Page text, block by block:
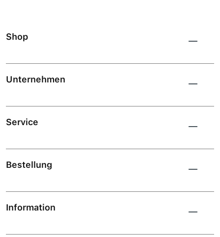
Shop
Unternehmen
Service
Bestellung
Information